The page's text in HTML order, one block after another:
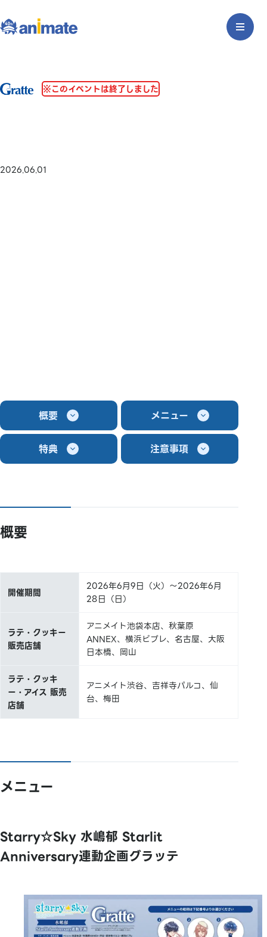
※このイベントは終了しました
2026.06.01
概要 メニュー
特典 注意事項
概要
開催期間
2026年6月9日（火）～2026年6月
28日（日）
ラテ・クッキー
販売店舗
アニメイト池袋本店、秋葉原
ANNEX、横浜ビブレ、名古屋、大阪
日本橋、岡山
ラテ・クッキ
ー・アイス 販売
店舗
アニメイト渋谷、吉祥寺パルコ、仙
台、梅田
メニュー
Starry☆Sky 水嶋郁 Starlit
Anniversary連動企画グラッテ